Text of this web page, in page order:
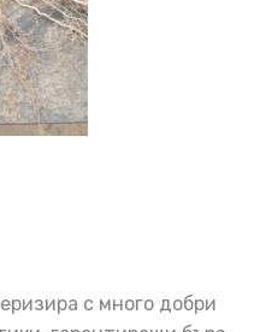
с много добри